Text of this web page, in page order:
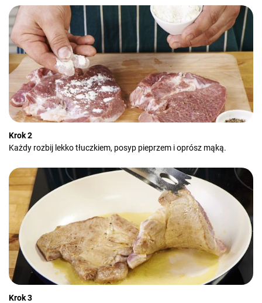
Krok 2
Każdy rozbij lekko tłuczkiem, posyp pieprzem i oprósz mąką.
Krok 3